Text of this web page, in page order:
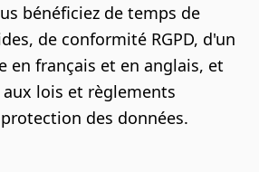
bénéficiez de temps de
de conformité RGPD, d'un
en français et en anglais, et
lois et règlements
des données.